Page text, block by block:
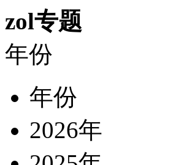
zol专题
年份
年份
2026年